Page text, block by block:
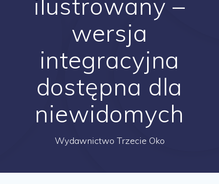
wersja
integracyjna
dostępna dla
niewidomych
Wydawnictwo Trzecie Oko